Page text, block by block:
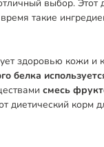
выбор. Этот
такие
здоровью кожи и
белка
смесь
корм